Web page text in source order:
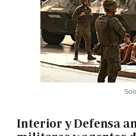
Interior y Defensa